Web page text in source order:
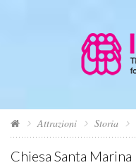
Attrazioni Storia
Chiesa Santa Marina